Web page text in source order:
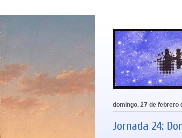
domingo, 27 de febrero
Jornada 24: